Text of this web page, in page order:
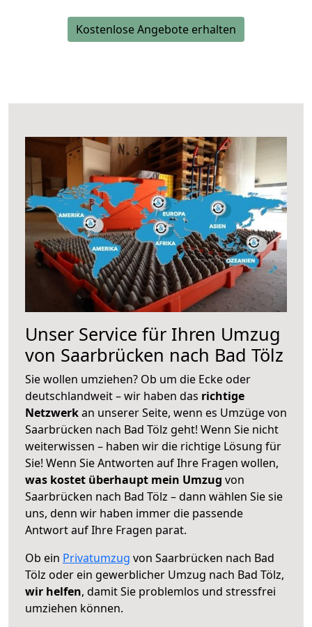
Kostenlose Angebote erhalten
Unser Service für Ihren Umzug
von Saarbrücken nach Bad Tölz
Sie wollen umziehen? Ob um die Ecke oder
deutschlandweit – wir haben das richtige
Netzwerkan unserer Seite, wenn es Umzüge von
Saarbrücken nach Bad Tölz geht! Wenn Sie nicht
weiterwissen – haben wir die richtige Lösung für
Sie! Wenn Sie Antworten auf Ihre Fragen wollen,
was kostet überhaupt mein Umzug von
Saarbrücken nach Bad Tölz – dann wählen Sie sie
uns, denn wir haben immer die passende
Antwort auf Ihre Fragen parat.
Ob ein Privatumzug von Saarbrücken nach Bad
Tölz oder ein gewerblicher Umzug nach Bad Tölz,
wir helfen, damit Sie problemlos und stressfrei
umziehen können.